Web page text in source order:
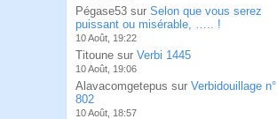
Pégase53 sur Selon que vous serez
puissant ou misérable, ….. !
10 Août, 19:22
Titoune sur Verbi 1445
10 Août, 19:06
Alavacomgetepus sur Verbidouillage n°
802
10 Août, 18:57